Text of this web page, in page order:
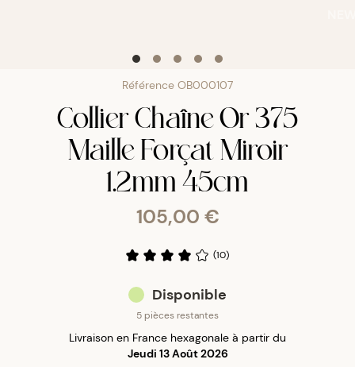
Référence OB000107
Collier Chaîne Or 375
Maille Forçat Miroir
1.2mm 45cm
105,00 €
(10)
Disponible
5 pièces restantes
Livraison en France hexagonale à partir du
Jeudi 13 Août 2026